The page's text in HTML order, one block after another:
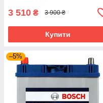
3 510 ₴ 3 900 ₴
Купити
–5%